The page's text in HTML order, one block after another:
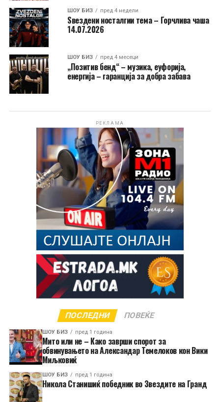
ШОУ БИЗ пред 4 недели
Ѕвездени носталгии тема – Горчлива чаша
14.07.2026
ШОУ БИЗ пред 4 месеци
„Позитив бенд“ – музика, еуфорија,
енергија – гаранција за добра забава
РЕКЛАМА
ПОСЛЕДНИ ПОВЕЌЕ
ШОУ БИЗ пред 1 година
Мито или не – Како заврши спорот за
обвинувањето на Александар Темелоков кон Вики
Миљковиќ
ШОУ БИЗ пред 1 година
Никола Станишиќ победник во Звездите на Гранд